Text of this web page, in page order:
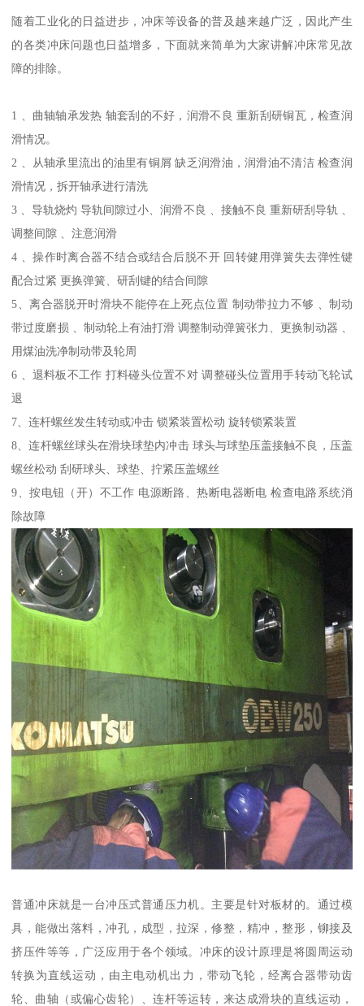
随着工业化的日益进步，冲床等设备的普及越来越广泛，因此产生
的各类冲床问题也日益增多，下面就来简单为大家讲解冲床常见故
障的排除。
1 、曲轴轴承发热 轴套刮的不好，润滑不良 重新刮研铜瓦，检查润
滑情况。
2 、从轴承里流出的油里有铜屑 缺乏润滑油，润滑油不清洁 检查润
滑情况，拆开轴承进行清洗
3 、导轨烧灼 导轨间隙过小、润滑不良 、接触不良 重新研刮导轨 、
调整间隙 、注意润滑
4 、操作时离合器不结合或结合后脱不开 回转健用弹簧失去弹性键
配合过紧 更换弹簧、研刮键的结合间隙
5、离合器脱开时滑块不能停在上死点位置 制动带拉力不够 、制动
带过度磨损 、制动轮上有油打滑 调整制动弹簧张力、更换制动器 、
用煤油洗净制动带及轮周
6 、退料板不工作 打料碰头位置不对 调整碰头位置用手转动飞轮试
退
7、连杆螺丝发生转动或冲击 锁紧装置松动 旋转锁紧装置
8、连杆螺丝球头在滑块球垫内冲击 球头与球垫压盖接触不良，压盖
螺丝松动 刮研球头、球垫、拧紧压盖螺丝
9、按电钮（开）不工作 电源断路、热断电器断电 检查电路系统消
除故障
普通冲床就是一台冲压式普通压力机。主要是针对板材的。通过模
具，能做出落料，冲孔，成型，拉深，修整，精冲，整形，铆接及
挤压件等等，广泛应用于各个领域。冲床的设计原理是将圆周运动
转换为直线运动，由主电动机出力，带动飞轮，经离合器带动齿
轮、曲轴（或偏心齿轮）、连杆等运转，来达成滑块的直线运动，